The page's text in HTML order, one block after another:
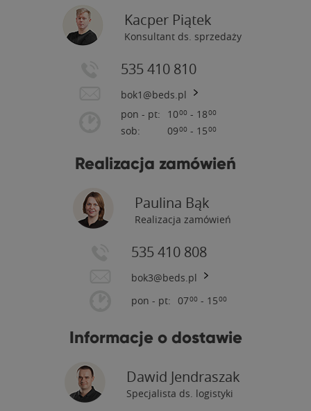
Kacper Piątek
Konsultant ds. sprzedaży
535 410 810
bok1@beds.pl
pon - pt:
sob:
1000 - 1800
0900 - 1500
Realizacja zamówień
Paulina Bąk
Realizacja zamówień
535 410 808
bok3@beds.pl
pon - pt: 0700 - 1500
Informacje o dostawie
Dawid Jendraszak
Specjalista ds. logistyki